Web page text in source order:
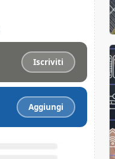
Iscriviti
Aggiungi